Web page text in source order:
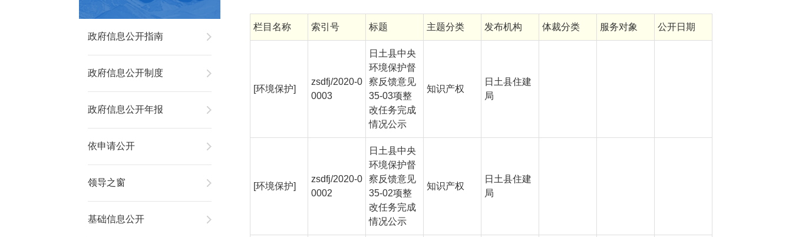
政府信息公开指南
政府信息公开制度
政府信息公开年报
依申请公开
领导之窗
基础信息公开
栏目名称 索引号 标题 主题分类 发布机构 体裁分类 服务对象 公开日期
[环境保护]
zsdfj/2020-0
0003
日土县中央
环境保护督
察反馈意见
35-03项整
改任务完成
情况公示
知识产权
日土县住建
局
[环境保护]
zsdfj/2020-0
0002
日土县中央
环境保护督
察反馈意见
35-02项整
改任务完成
情况公示
知识产权
日土县住建
局